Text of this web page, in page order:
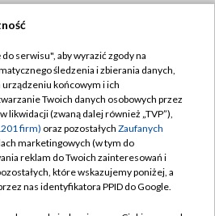
TVP
TVP
prywatności
Moje zgody
Pomoc
serwisu", aby wyrazić zgody na
śledzenia i zbierania danych,
końcowym i ich
Twoich danych osobowych przez
likwidacji (zwaną dalej również „TVP”),
firm) oraz pozostałych Zaufanych
marketingowych (w tym do
reklam do Twoich zainteresowań i
które wskazujemy poniżej, a
nas identyfikatora PPID do Google.